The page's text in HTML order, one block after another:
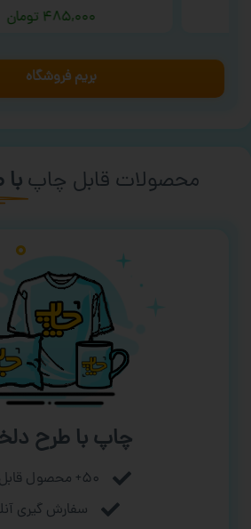
۴۸۵,۰۰۰ تومان
بریم فروشگاه
محصولات قابل چاپ
چاپ با طرح
۵۰+ محصول قابل چاپ
سفارش گیری